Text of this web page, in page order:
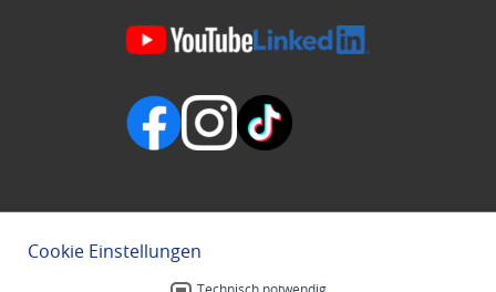
Cookie Einstellungen